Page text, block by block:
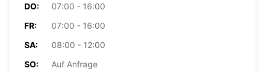
DO:
07:00 - 16:00
FR:
07:00 - 16:00
SA:
08:00 - 12:00
SO:
Auf Anfrage